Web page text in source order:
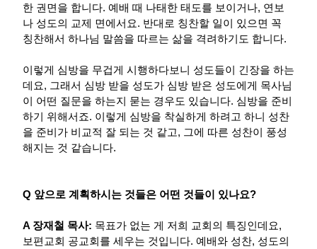
한 권면을 합니다. 예배 때 나태한 태도를 보이거나, 연보
나 성도의 교제 면에서요. 반대로 칭찬할 일이 있으면 꼭
칭찬해서 하나님 말씀을 따르는 삶을 격려하기도 합니다.
이렇게 심방을 무겁게 시행하다보니 성도들이 긴장을 하는
데요, 그래서 심방 받을 성도가 심방 받은 성도에게 목사님
이 어떤 질문을 하는지 묻는 경우도 있습니다. 심방을 준비
하기 위해서죠. 이렇게 심방을 착실하게 하려고 하니 성찬
을 준비가 비교적 잘 되는 것 같고, 그에 따른 성찬이 풍성
해지는 것 같습니다.
Q 앞으로 계획하시는 것들은 어떤 것들이 있나요?
A 장재철 목사: 목표가 없는 게 저희 교회의 특징인데요,
보편교회 공교회를 세우는 것입니다. 예배와 성찬, 성도의